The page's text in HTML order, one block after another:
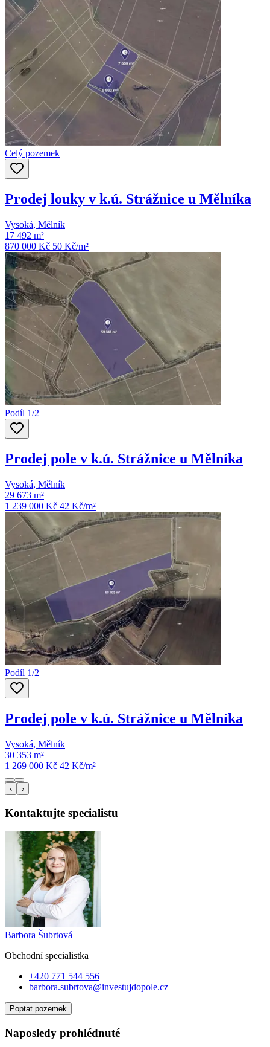
Celý pozemek
Prodej louky v k.ú. Strážnice u Mělníka
Vysoká, Mělník
17 492 m²
870 000 Kč 50 Kč/m²
Podíl 1/2
Prodej pole v k.ú. Strážnice u Mělníka
Vysoká, Mělník
29 673 m²
1 239 000 Kč 42 Kč/m²
Podíl 1/2
Prodej pole v k.ú. Strážnice u Mělníka
Vysoká, Mělník
30 353 m²
1 269 000 Kč 42 Kč/m²
‹ ›
Kontaktujte specialistu
Barbora Šubrtová
Obchodní specialistka
+420 771 544 556
barbora.subrtova@investujdopole.cz
Poptat pozemek
Naposledy prohlédnuté